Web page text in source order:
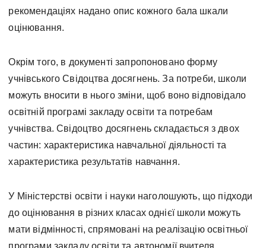
рекомендаціях надано опис кожного бала шкали
оцінювання.
Окрім того, в документі запропоновано форму
учнівського Свідоцтва досягнень. За потреби, школи
можуть вносити в нього зміни, щоб воно відповідало
освітній програмі закладу освіти та потребам
учнівства. Свідоцтво досягнень складається з двох
частин: характеристика навчальної діяльності та
характеристика результатів навчання.
У Міністерстві освіти і науки наголошують, що підходи
до оцінювання в різних класах однієї школи можуть
мати відмінності, спрямовані на реалізацію освітньої
програми закладу освіти та автономії вчителя.